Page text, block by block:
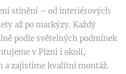
stínění – od interiérových
až po markýzy. Každý
podle světelných podmínek
v Plzni i okolí,
a zajistíme kvalitní montáž.